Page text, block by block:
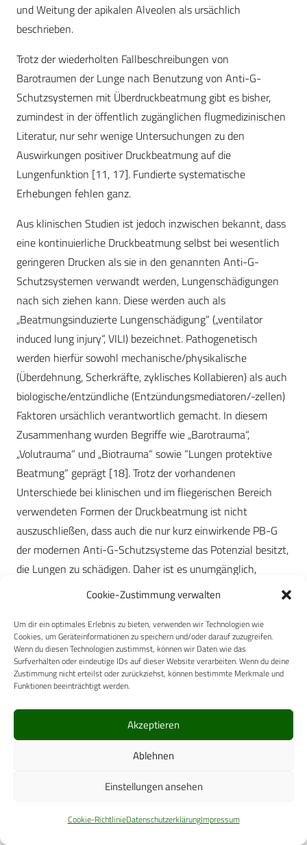
Cookie-Zustimmung verwalten
Um dir ein optimales Erlebnis zu bieten, verwenden wir Technologien wie
Cookies, um Geräteinformationen zu speichern und/oder darauf zuzugreifen.
Wenn du diesen Technologien zustimmst, können wir Daten wie das
Surfverhalten oder eindeutige IDs auf dieser Website verarbeiten. Wenn du deine
Zustimmung nicht erteilst oder zurückziehst, können bestimmte Merkmale und
Funktionen beeinträchtigt werden.
Akzeptieren
Ablehnen
Einstellungen ansehen
Cookie-RichtlinieDatenschutzerklärungImpressum
und Weitung der apikalen Alveolen als ursächlich
beschrieben.
Trotz der wiederholten Fallbeschreibungen von
Barotraumen der Lunge nach Benutzung von Anti-G-
Schutzsystemen mit Überdruckbeatmung gibt es bisher,
zumindest in der öffentlich zugänglichen flugmedizinischen
Literatur, nur sehr wenige Untersuchungen zu den
Auswirkungen positiver Druckbeatmung auf die
Lungenfunktion [11, 17]. Fundierte systematische
Erhebungen fehlen ganz.
Aus klinischen Studien ist jedoch inzwischen bekannt, dass
eine kontinuierliche Druckbeatmung selbst bei wesentlich
geringeren Drucken als sie in den genannten Anti-G-
Schutzsystemen verwandt werden, Lungenschädigungen
nach sich ziehen kann. Diese werden auch als
„Beatmungsinduzierte Lungenschädigung“ („ventilator
induced lung injury“, VILI) bezeichnet. Pathogenetisch
werden hierfür sowohl mechanische/physikalische
(Überdehnung, Scherkräfte, zyklisches Kollabieren) als auch
biologische/entzündliche (Entzündungsmediatoren/-zellen)
Faktoren ursächlich verantwortlich gemacht. In diesem
Zusammenhang wurden Begriffe wie „Barotrauma“,
„Volutrauma“ und „Biotrauma“ sowie “Lungen protektive
Beatmung“ geprägt [18]. Trotz der vorhandenen
Unterschiede bei klinischen und im fliegerischen Bereich
verwendeten Formen der Druckbeatmung ist nicht
auszuschließen, dass auch die nur kurz einwirkende PB-G
der modernen Anti-G-Schutzsysteme das Potenzial besitzt,
die Lungen zu schädigen. Daher ist es unumgänglich,
experimentelle Untersuchungen auf diesem Gebiet
Arm- und Footpain
Arm- und Footpain sind Erscheinungen, die häufig unter
hohen Gz-Belastungen und insbesondere dann vorkommen,
wenn zusätzlich noch eine positive Druckbeatmung in das
Anti-GSchutzsystem integriert ist. Eine konventionelle
Position von Kontroll-Stick und Gashebel unter Herzniveau
wirkt darüber hinaus weiter verstärkend. Hinsichtlich seiner
Qualität handelt es sich dabei um einen Tiefenschmerz von
mit großer Wahrscheinlichkeit durch eine Überdehnung der